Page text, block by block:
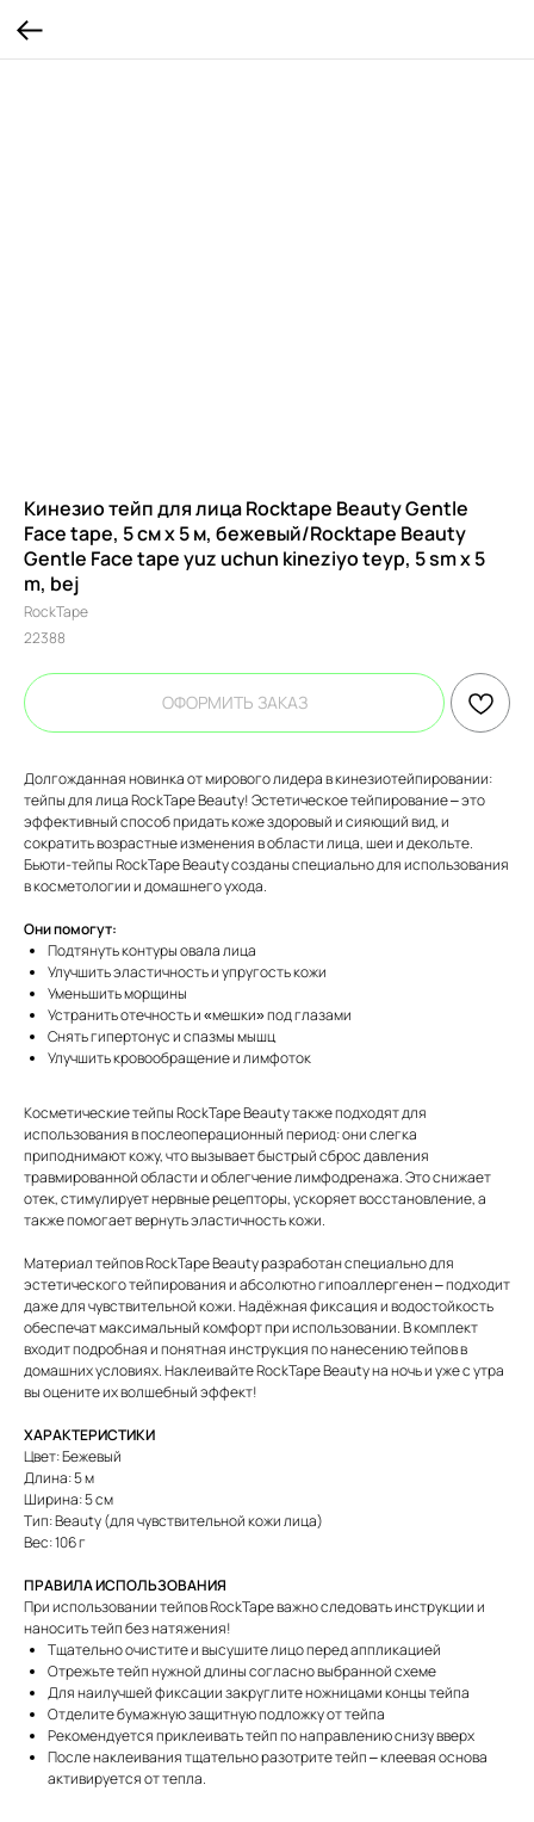
Кинезио тейп для лица Rocktape Beauty Gentle
Face tape, 5 см х 5 м, бежевый/Rocktape Beauty
Gentle Face tape yuz uchun kineziyo teyp, 5 sm x 5
m, bej
RockTape
22388
ОФОРМИТЬ ЗАКАЗ
Долгожданная новинка от мирового лидера в кинезиотейпировании:
тейпы для лица RockTape Beauty! Эстетическое тейпирование – это
эффективный способ придать коже здоровый и сияющий вид, и
сократить возрастные изменения в области лица, шеи и декольте.
Бьюти-тейпы RockTape Beauty созданы специально для использования
в косметологии и домашнего ухода.
Они помогут:
Подтянуть контуры овала лица
Улучшить эластичность и упругость кожи
Уменьшить морщины
Устранить отечность и «мешки» под глазами
Снять гипертонус и спазмы мышц
Улучшить кровообращение и лимфоток
Косметические тейпы RockTape Beauty также подходят для
использования в послеоперационный период: они слегка
приподнимают кожу, что вызывает быстрый сброс давления
травмированной области и облегчение лимфодренажа. Это снижает
отек, стимулирует нервные рецепторы, ускоряет восстановление, а
также помогает вернуть эластичность кожи.
Материал тейпов RockTape Beauty разработан специально для
эстетического тейпирования и абсолютно гипоаллергенен – подходит
даже для чувствительной кожи. Надёжная фиксация и водостойкость
обеспечат максимальный комфорт при использовании. В комплект
входит подробная и понятная инструкция по нанесению тейпов в
домашних условиях. Наклеивайте RockTape Beauty на ночь и уже с утра
вы оцените их волшебный эффект!
ХАРАКТЕРИСТИКИ
Цвет: Бежевый
Длина: 5 м
Ширина: 5 см
Тип: Beauty (для чувствительной кожи лица)
Вес: 106 г
ПРАВИЛА ИСПОЛЬЗОВАНИЯ
При использовании тейпов RockTape важно следовать инструкции и
наносить тейп без натяжения!
Тщательно очистите и высушите лицо перед аппликацией
Отрежьте тейп нужной длины согласно выбранной схеме
Для наилучшей фиксации закруглите ножницами концы тейпа
Отделите бумажную защитную подложку от тейпа
Рекомендуется приклеивать тейп по направлению снизу вверх
После наклеивания тщательно разотрите тейп – клеевая основа
активируется от тепла.